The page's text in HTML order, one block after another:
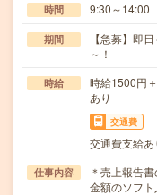
時間 9:30～14:00
期間
【急募】即
～！
時給
時給1500円
あり
交通費
交通費支給あ
仕事内容
＊売上報告
金額のソフ